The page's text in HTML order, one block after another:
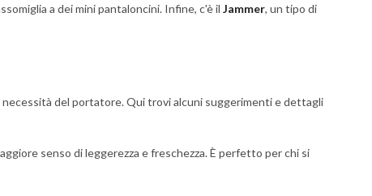
a dei mini pantaloncini. Infine, c'è ilJammer, un tipo di
del portatore. Qui trovi alcuni suggerimenti e dettagli
senso di leggerezza e freschezza. È perfetto per chi si